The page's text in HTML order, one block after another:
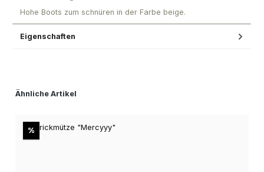
Hohe Boots zum schnüren in der Farbe beige.
Eigenschaften
Produktgalerie überspringen
Ähnliche Artikel
%Rabatt